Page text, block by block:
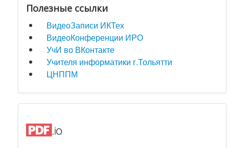
Полезные ссылки
ВидеоЗаписи ИКТех
ВидеоКонференции ИРО
УчИ во ВКонтакте
Учителя информатики г.Тольятти
ЦНППМ